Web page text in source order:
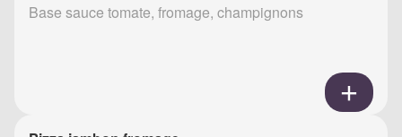
Base sauce tomate, fromage, champignons